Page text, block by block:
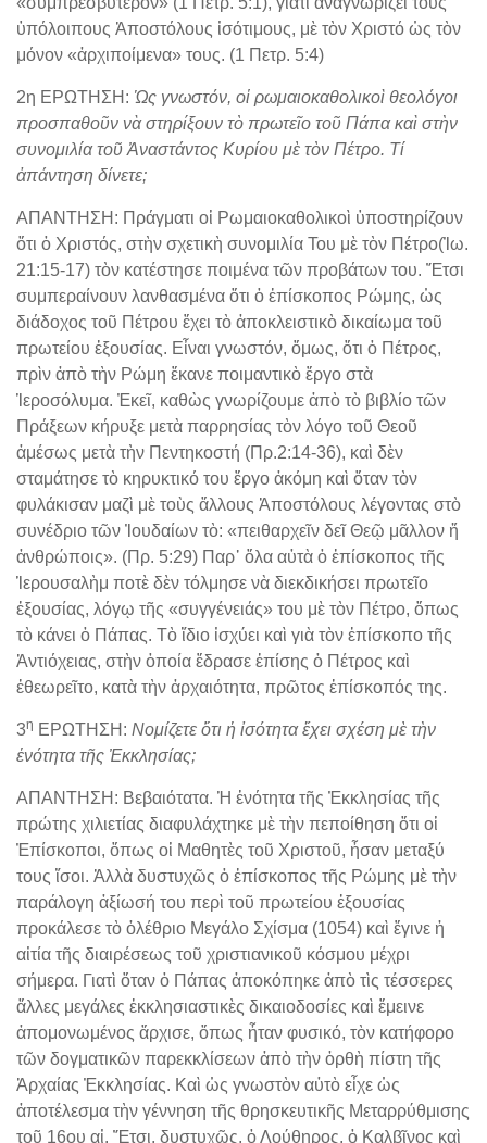
ὑπόλοιπους Ἀποστόλους ἰσότιμους, μὲ τὸν Χριστό ὡς τὸν
μόνον «ἀρχιποίμενα» τους. (1 Πετρ. 5:4)
2η ΕΡΩΤΗΣΗ: Ὡς γνωστόν, οἱ ρωμαιοκαθολικοὶ θεολόγοι
προσπαθοῦν νὰ στηρίξουν τὸ πρωτεῖο τοῦ Πάπα καὶ στὴν
συνομιλία τοῦ Ἀναστάντος Κυρίου μὲ τὸν Πέτρο. Τί
ἀπάντηση δίνετε;
ΑΠΑΝΤΗΣΗ: Πράγματι οἱ Ρωμαιοκαθολικοὶ ὑποστηρίζουν
ὅτι ὁ Χριστός, στὴν σχετικὴ συνομιλία Του μὲ τὸν Πέτρο(Ἰω.
21:15-17) τὸν κατέστησε ποιμένα τῶν προβάτων του. Ἔτσι
συμπεραίνουν λανθασμένα ὅτι ὁ ἐπίσκοπος Ρώμης, ὡς
διάδοχος τοῦ Πέτρου ἔχει τὸ ἀποκλειστικὸ δικαίωμα τοῦ
πρωτείου ἐξουσίας. Εἶναι γνωστόν, ὅμως, ὅτι ὁ Πέτρος,
πρὶν ἀπὸ τὴν Ρώμη ἔκανε ποιμαντικὸ ἔργο στὰ
Ἱεροσόλυμα. Ἐκεῖ, καθὼς γνωρίζουμε ἀπὸ τὸ βιβλίο τῶν
Πράξεων κήρυξε μετὰ παρρησίας τὸν λόγο τοῦ Θεοῦ
ἀμέσως μετὰ τὴν Πεντηκοστή (Πρ.2:14-36), καὶ δὲν
σταμάτησε τὸ κηρυκτικό του ἔργο ἀκόμη καὶ ὅταν τὸν
φυλάκισαν μαζὶ μὲ τοὺς ἄλλους Ἀποστόλους λέγοντας στὸ
συνέδριο τῶν Ἰουδαίων τὸ: «πειθαρχεῖν δεῖ Θεῷ μᾶλλον ἤ
ἀνθρώποις». (Πρ. 5:29) Παρ᾽ ὅλα αὐτὰ ὁ ἐπίσκοπος τῆς
Ἱερουσαλὴμ ποτὲ δὲν τόλμησε νὰ διεκδικήσει πρωτεῖο
ἐξουσίας, λόγῳ τῆς «συγγένειάς» του μὲ τὸν Πέτρο, ὅπως
τὸ κάνει ὁ Πάπας. Τὸ ἴδιο ἰσχύει καὶ γιὰ τὸν ἐπίσκοπο τῆς
Ἀντιόχειας, στὴν ὁποία ἔδρασε ἐπίσης ὁ Πέτρος καὶ
ἐθεωρεῖτο, κατὰ τὴν ἀρχαιότητα, πρῶτος ἐπίσκοπός της.
3η ΕΡΩΤΗΣΗ: Νομίζετε ὅτι ἡ ἰσότητα ἔχει σχέση μὲ τὴν
ἑνότητα τῆς Ἐκκλησίας;
ΑΠΑΝΤΗΣΗ: Βεβαιότατα. Ἡ ἑνότητα τῆς Ἐκκλησίας τῆς
πρώτης χιλιετίας διαφυλάχτηκε μὲ τὴν πεποίθηση ὅτι οἱ
Ἐπίσκοποι, ὅπως οἱ Μαθητὲς τοῦ Χριστοῦ, ἦσαν μεταξύ
τους ἴσοι. Ἀλλὰ δυστυχῶς ὁ ἐπίσκοπος τῆς Ρώμης μὲ τὴν
παράλογη ἀξίωσή του περὶ τοῦ πρωτείου ἐξουσίας
προκάλεσε τὸ ὀλέθριο Μεγάλο Σχίσμα (1054) καὶ ἔγινε ἡ
αἰτία τῆς διαιρέσεως τοῦ χριστιανικοῦ κόσμου μέχρι
σήμερα. Γιατὶ ὅταν ὁ Πάπας ἀποκόπηκε ἀπὸ τὶς τέσσερες
ἄλλες μεγάλες ἐκκλησιαστικὲς δικαιοδοσίες καὶ ἔμεινε
ἀπομονωμένος ἄρχισε, ὅπως ἦταν φυσικό, τὸν κατήφορο
τῶν δογματικῶν παρεκκλίσεων ἀπὸ τὴν ὀρθὴ πίστη τῆς
Ἀρχαίας Ἐκκλησίας. Καὶ ὡς γνωστὸν αὐτὸ εἶχε ὡς
ἀποτέλεσμα τὴν γέννηση τῆς θρησκευτικῆς Μεταρρύθμισης
τοῦ 16ου αἰ. Ἔτσι, δυστυχῶς, ὁ Λούθηρος, ὁ Καλβῖνος καὶ